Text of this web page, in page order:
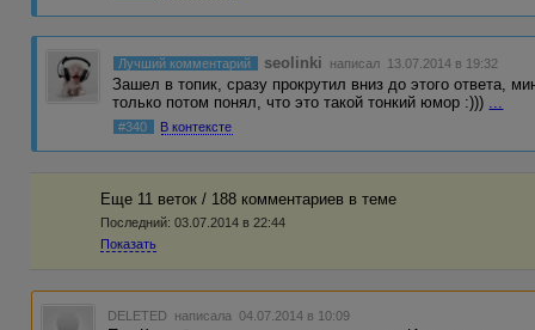
Лучший комментарий seolinki написал 13.07.2014 в 19:32
Зашел в топик, сразу прокрутил вниз до этого ответа,
только потом понял, что это такой тонкий юмор :))) ...
#340 В контексте
Еще 11 веток / 188 комментариев в темe
Последний: 03.07.2014 в 22:44
Показать
DELETED написала 04.07.2014 в 10:09